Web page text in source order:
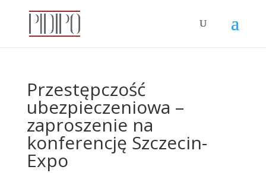
Przestępczość
ubezpieczeniowa –
zaproszenie na
konferencję Szczecin-
Expo